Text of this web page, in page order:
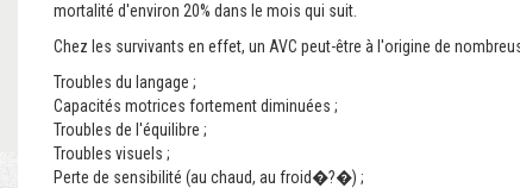
mortalité d'environ 20% dans le mois qui suit.
Chez les survivants en effet, un AVC peut-être à l'origine de
Troubles du langage ;
Capacités motrices fortement diminuées ;
Troubles de l'équilibre ;
Troubles visuels ;
Perte de sensibilité (au chaud, au froid�?�) ;